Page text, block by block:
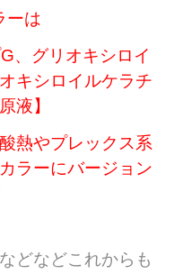
ーは
、グリオキシロイ
キシロイルケラチ
液】
熱やプレックス系
ラーにバージョン
どなどこれからも